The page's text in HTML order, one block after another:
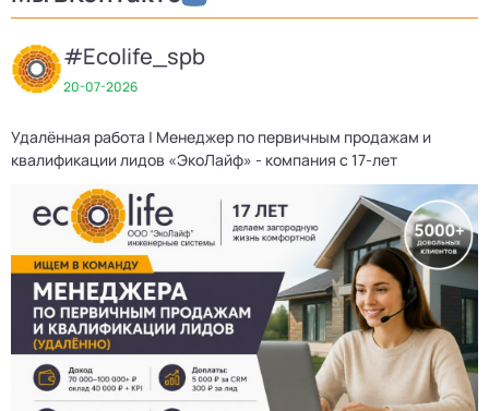
#Ecolife_spb
20-07-2026
Удалённая работа | Менеджер по первичным продажам и
квалификации лидов «ЭкоЛайф» - компания с 17-лет